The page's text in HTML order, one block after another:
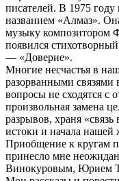
писателей. В 1975
названием «Алмаз».
музыку
появился
— «Доверие».
Многие несчастья в
разорванными связями
вопросы не сходятся с
произвольная замена
разрывов, храня
истоки и начала нашей
Приобщение к кругам
принесло мне
Винокуровым, Юрием